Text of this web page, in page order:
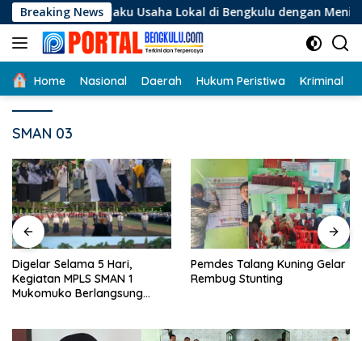
Langsung
ke
konten
Breaking News
Pelaku Usaha Lokal di Bengkulu dengan Meningkatkan
Home Nasional Daerah Hukum Peristiwa Kriminal
SMAN 03
Digelar Selama 5 Hari,
Kegiatan MPLS SMAN 1
Mukomuko Berlangsung
Pemdes Talang Kuning Gelar
Rembug Stunting